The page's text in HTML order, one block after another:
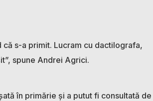
s-a primit. Lucram cu dactilografa,
spune Andrei Agrici.
în primărie și a putut fi consultată de